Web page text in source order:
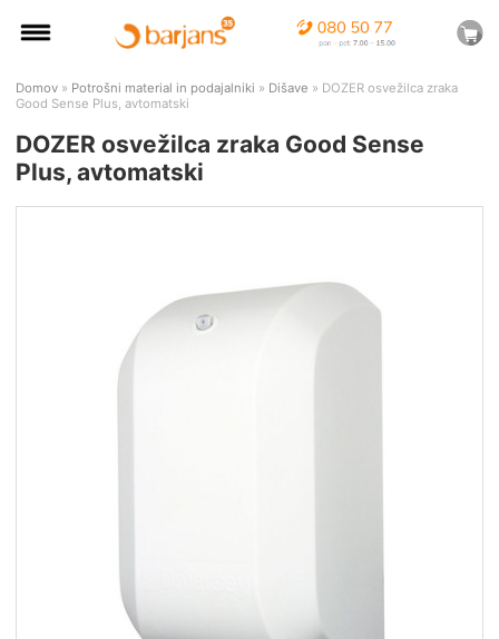
Domov » Potrošni material in podajalniki » Dišave » DOZER osvežilca zraka
Good Sense Plus, avtomatski
DOZER osvežilca zraka Good Sense
Plus, avtomatski